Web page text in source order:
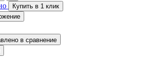
Купить в 1 клик
в сравнение